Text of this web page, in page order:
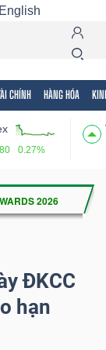
English
CHÍNH HÀNG HÓA
0.27%
ĐKCC
hạn
khoán